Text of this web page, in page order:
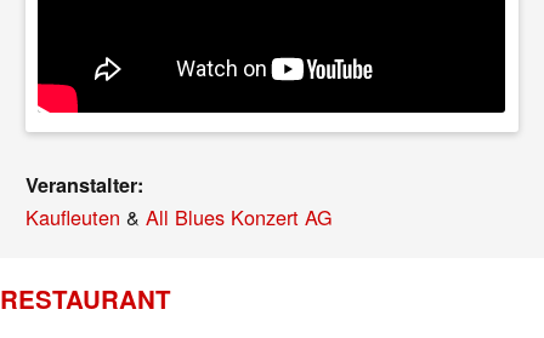
Veranstalter:
Kaufleuten &All Blues Konzert AG
RESTAURANT